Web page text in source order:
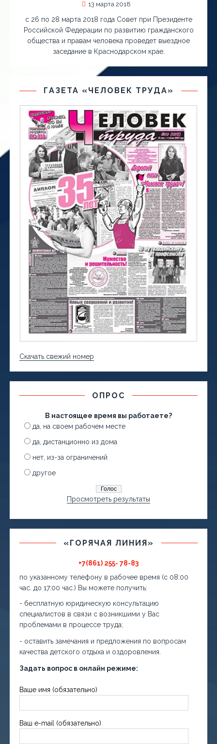
13 марта 2018
с 26 по 28 марта 2018 года Совет при Президенте
Российской Федерации по развитию гражданского
общества и правам человека проведет выездное
заседание в Краснодарском крае.
ГАЗЕТА «ЧЕЛОВЕК ТРУДА»
Скачать свежий номер
ОПРОС
В настоящее время вы работаете?
да, на своем рабочем месте
да, дистанционно из дома
нет, из-за ограничений
другое
Просмотреть результаты
«ГОРЯЧАЯ ЛИНИЯ»
+7(861) 255- 78-83
по указанному телефону в рабочее время (с 08:00
час. до 17:00 час.) Вы можете получить:
- бесплатную юридическую консультацию
специалистов в связи с возникшими у Вас
проблемами в процессе труда;
- оставить замечания и предложения по вопросам
качества детского отдыха и оздоровления.
Задать вопрос в онлайн режиме:
Ваше имя (обязательно)
Ваш e-mail (обязательно)